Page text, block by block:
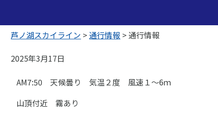
芦ノ湖スカイライン >通行情報 >通行情報
2025年3月17日
AM7:50 天候曇り 気温２度 風速１～6ｍ
山頂付近 霧あり